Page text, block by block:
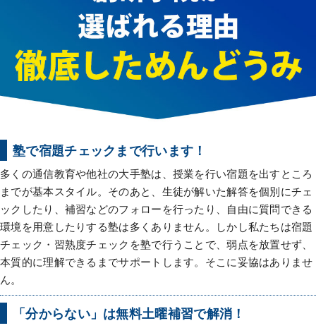
塾で宿題チェックまで行います！
多くの通信教育や他社の大手塾は、授業を行い宿題を出すところ
までが基本スタイル。そのあと、生徒が解いた解答を個別にチェ
ックしたり、補習などのフォローを行ったり、自由に質問できる
環境を用意したりする塾は多くありません。しかし私たちは宿題
チェック・習熟度チェックを塾で行うことで、弱点を放置せず、
本質的に理解できるまでサポートします。そこに妥協はありませ
ん。
「分からない」は無料土曜補習で解消！